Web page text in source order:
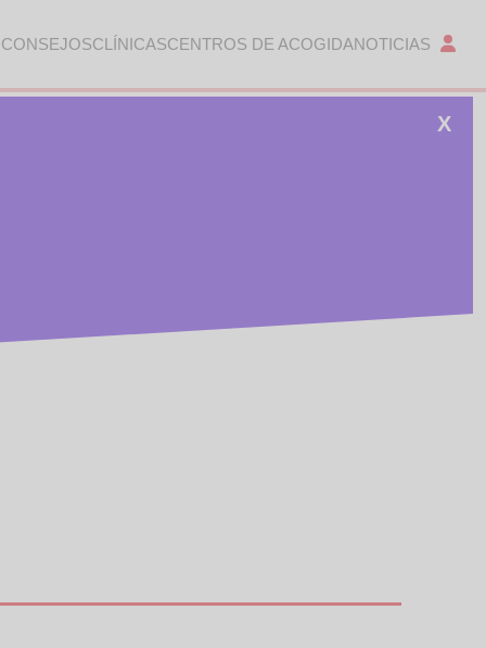
CLÍNICASCENTROS DE ACOGIDANOTICIAS
X